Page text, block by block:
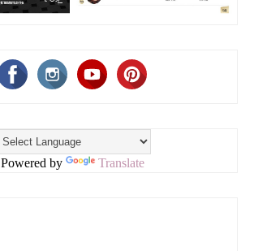
Powered by Translate